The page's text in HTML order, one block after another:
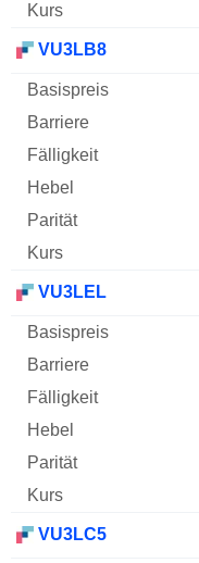
VU3LB8
VU3LEL
VU3LC5